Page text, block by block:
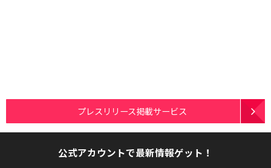
プレスリリース掲載サービス
公式アカウントで最新情報ゲット！